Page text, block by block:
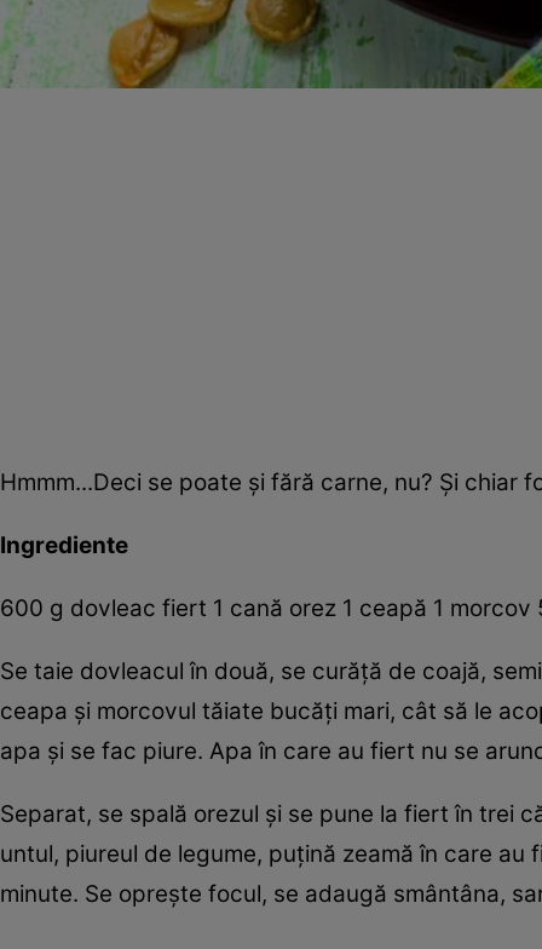
Hmmm...Deci se poate şi fără carne, nu? Şi chiar
Ingrediente
600 g dovleac fiert 1 cană orez 1 ceapă 1
Se taie dovleacul în două, se curăţă de coajă,
ceapa şi morcovul tăiate bucăţi mari, cât să le
apa şi se fac piure. Apa în care au fiert nu se
Separat, se spală orezul şi se pune la fiert în trei
untul, piureul de legume, puţină zeamă în care
minute. Se opreşte focul, se adaugă smântâna,